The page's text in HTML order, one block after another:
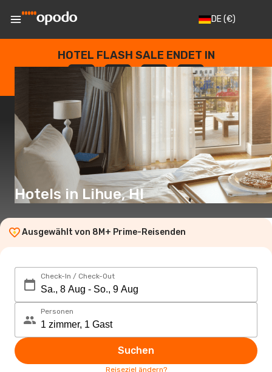
DE(€)
HOTEL FLASH SALE ENDET IN
--
TAGE
: --
STUNDEN
: --
SEKUNDEN
Hotels in Lihue, HI
Ausgewählt von 8M+ Prime-Reisenden
Check-In / Check-Out
Personen
Suchen
Reiseziel ändern?